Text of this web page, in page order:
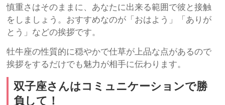
慎重さはそのままに、あなたに出来る範囲で彼と接触
をしましょう。おすすめなのが「おはよう」「ありが
とう」などの挨拶です。
牡牛座の性質的に穏やかで仕草が上品な点があるので
挨拶をするだけでも魅力が相手に伝わります。
双子座さんはコミュニケーションで勝
負して！